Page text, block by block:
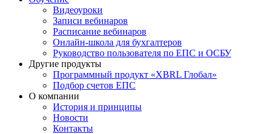
Видеоуроки
Записи вебинаров
Расписание вебинаров
Онлайн-школа для бухгалтеров
Руководство пользователя по ЕПС и ОСБУ
Другие продукты
Программный продукт «XBRL Глобал»
Подбор счетов ЕПС
О компании
История и принципы
Новости
Контакты